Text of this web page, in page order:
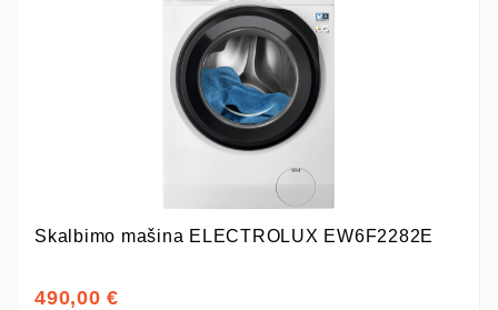
Skalbimo mašina ELECTROLUX EW6F2282E
490,00 €